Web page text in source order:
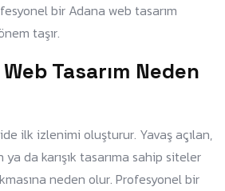
bir Adana web tasarım
taşır.
Tasarım Neden
ilk izlenimi oluşturur. Yavaş açılan,
da karışık tasarıma sahip siteler
neden olur. Profesyonel bir